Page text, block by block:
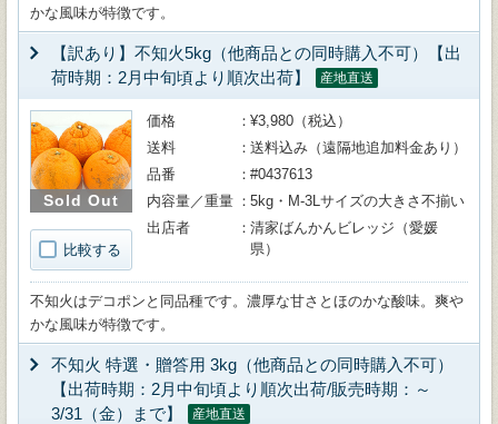
かな風味が特徴です。
【訳あり】不知火5kg（他商品との同時購入不可）【出
荷時期：2月中旬頃より順次出荷】
産地直送
Sold Out
比較する
価格
¥3,980（税込）
送料
送料込み（遠隔地追加料金あり）
品番
#0437613
内容量／重量
5kg・M-3Lサイズの大きさ不揃い
出店者
清家ばんかんビレッジ（愛媛
県）
不知火はデコポンと同品種です。濃厚な甘さとほのかな酸味。爽や
かな風味が特徴です。
不知火 特選・贈答用 3kg（他商品との同時購入不可）
【出荷時期：2月中旬頃より順次出荷/販売時期：～
3/31（金）まで】
産地直送